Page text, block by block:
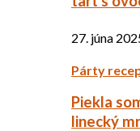
27. júna
Párty
Piekla
linecký